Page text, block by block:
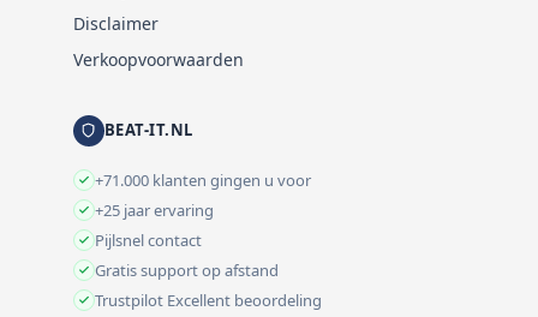
Disclaimer
Verkoopvoorwaarden
BEAT-IT.NL
+71.000 klanten gingen u voor
+25 jaar ervaring
Pijlsnel contact
Gratis support op afstand
Trustpilot Excellent beoordeling